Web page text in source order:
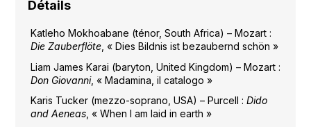
Détails
Katleho Mokhoabane (ténor, South Africa) – Mozart :
Die Zauberflöte, « Dies Bildnis ist bezaubernd schön »
Liam James Karai (baryton, United Kingdom) – Mozart :
Don Giovanni, « Madamina, il catalogo »
Karis Tucker (mezzo-soprano, USA) – Purcell : Dido
and Aeneas, « When I am laid in earth »